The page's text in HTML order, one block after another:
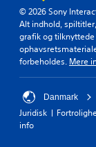
© 2026 Sony
Alt indhold,
grafik og
forbeholdes. Mere
Danmark
Juridisk
info